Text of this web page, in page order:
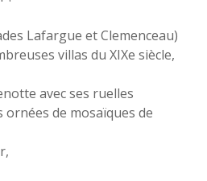
Lafargue et Clemenceau)
villas du XIXe siècle,
avec ses ruelles
de mosaïques de